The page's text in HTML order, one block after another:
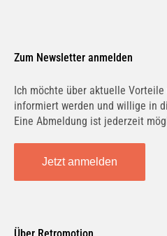
Zum Newsletter anmelden
Ich möchte über aktuelle
informiert werden und willige in
Eine Abmeldung ist jederzeit
Jetzt anmelden